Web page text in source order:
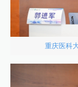
重庆医科